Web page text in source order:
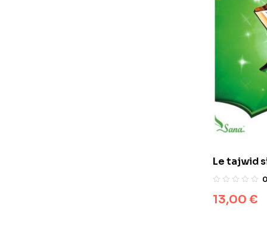
Le tajwid
approche, 0
13,00 €